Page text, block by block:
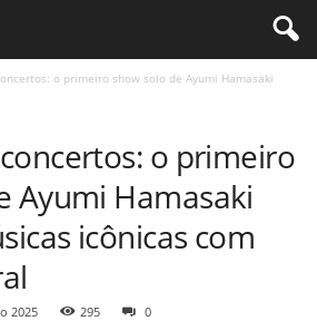
o primeiro show solo de Ayumi Hamasaki
o primeiro
Ayumi Hamasaki
icônicas com
2025 295 0